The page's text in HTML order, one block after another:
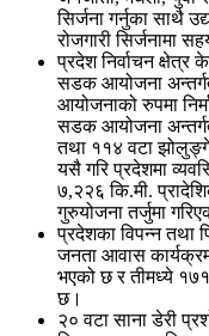
सिर्जना गर्नुका साथै
रोजगारी सिर्जनामा
प्रदेश निर्वाचन
सडक आयोजना
आयोजनाको रुपमा
सडक आयोजना
तथा ११४ वटा झोलुङ्गे
यसै गरि प्रदेशमा
७,२२६ कि.मी.
गुरुयोजना तर्जुमा
प्रदेशका विपन्न तथा
जनता आवास कार्यक्रम
भएको छ र तीमध्ये
छ।
२० वटा साना डेरी